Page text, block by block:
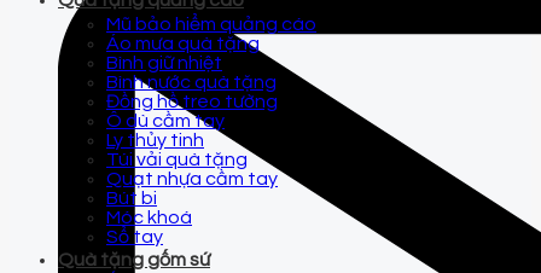
Mũ bảo hiểm quảng cáo
Áo mưa quà tặng
Bình giữ nhiệt
Bình nước quà tặng
Đồng hồ treo tường
Ô dù cầm tay
Ly thủy tinh
Túi vải quà tặng
Quạt nhựa cầm tay
Bút bi
Móc khoá
Sổ tay
Quà tặng gốm sứ